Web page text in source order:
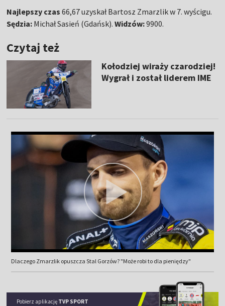
Najlepszy czas66,67 uzyskał Bartosz Zmarzlik w 7. wyścigu.
Sędzia: Michał Sasień (Gdańsk).Widzów:9900.
Czytaj też
Kołodziej wiraży czarodziej!
Wygrał i został liderem IME
Dlaczego Zmarzlik opuszcza Stal Gorzów? "Może robi to dla pieniędzy"
Pobierz aplikację TVP SPORT